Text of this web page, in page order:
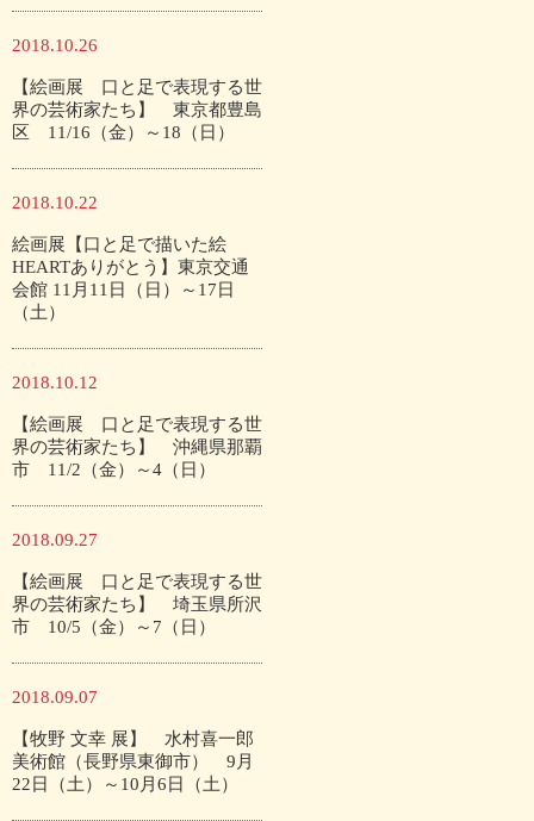
2018.10.26
【絵画展 口と足で表現する世
界の芸術家たち】 東京都豊島
区 11/16（金）～18（日）
2018.10.22
絵画展【口と足で描いた絵
HEARTありがとう】東京交通
会館 11月11日（日）～17日
（土）
2018.10.12
【絵画展 口と足で表現する世
界の芸術家たち】 沖縄県那覇
市 11/2（金）～4（日）
2018.09.27
【絵画展 口と足で表現する世
界の芸術家たち】 埼玉県所沢
市 10/5（金）～7（日）
2018.09.07
【牧野 文幸 展】 水村喜一郎
美術館（長野県東御市） 9月
22日（土）～10月6日（土）